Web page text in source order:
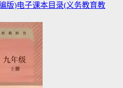
版)电子课本目录(义务教育教